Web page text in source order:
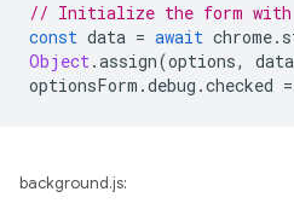
// Initialize the form with
const data = await chrome.
Object.assign(options, data
optionsForm .debug .checked =
background.js: